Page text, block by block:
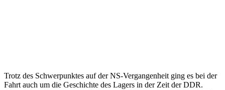
Trotz des Schwerpunktes auf der NS-Vergangenheit ging es bei der
Fahrt auch um die Geschichte des Lagers in der Zeit der DDR.